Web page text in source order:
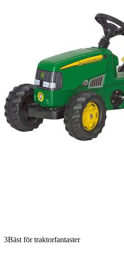
3Bäst för traktorfantaster